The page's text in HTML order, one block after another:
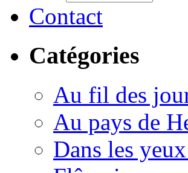
Contact
Catégories
Au fil des
Au pays de
Dans les